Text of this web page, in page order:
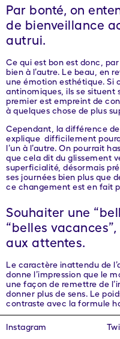
Par bonté, on
de bienveillance
autrui.
Ce qui est bon est donc,
bien à l’autre. Le beau, en
une émotion esthétique. Si
antinomiques, ils se situent
premier est empreint de
à quelques chose de plus
Cependant, la différence
explique difficilement
l’un à l’autre. On pourrait
que cela dit du glissement
superficialité, désormais
ses journées bien plus que
ce changement est en fait
Souhaiter une
“belles
aux attentes.
Le caractère inattendu de
donne l’impression que le
une façon de remettre de
donner plus de sens. Le
contraste avec la formule
son pouvoir, et ne semble
Instagram